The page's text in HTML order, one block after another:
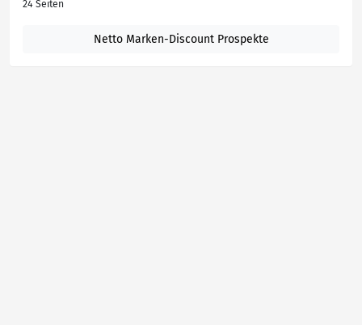
24 Seiten
Netto Marken-Discount Prospekte